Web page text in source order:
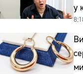
у